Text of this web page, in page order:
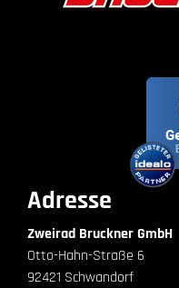
Adresse
Zweirad Bruckner GmbH
Otto-Hahn-Straße 6
92421 Schwandorf